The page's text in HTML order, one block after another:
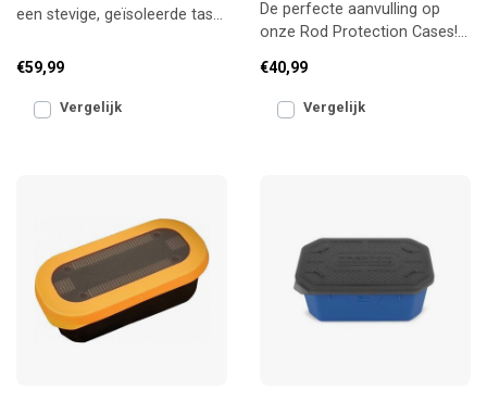
een stevige, geïsoleerde tas
koel, droog
€59,99
Vergelijk
De perfecte aanvulling op
onze Rod Protection Cases!
speciaal ontworpen o
€40,99
Vergelijk